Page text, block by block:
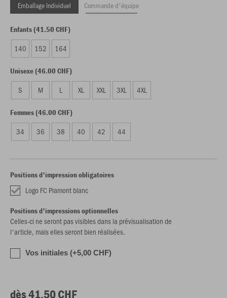
Emballage Individuel Commande d'équipe
Enfants (41.50 CHF)
140 152 164
Unisexe (46.00 CHF)
S M L XL XXL 3XL 4XL
Femmes (46.00 CHF)
34 36 38 40 42 44
Positions d'impression obligatoires
Logo FC Piamont blanc
Positions d'impressions optionnelles
Celles-ci ne seront pas visibles dans la prévisualisation de
l'article, mais elles seront bien réalisées.
Vos initiales (+5,00 CHF)
dès 41.50 CHF